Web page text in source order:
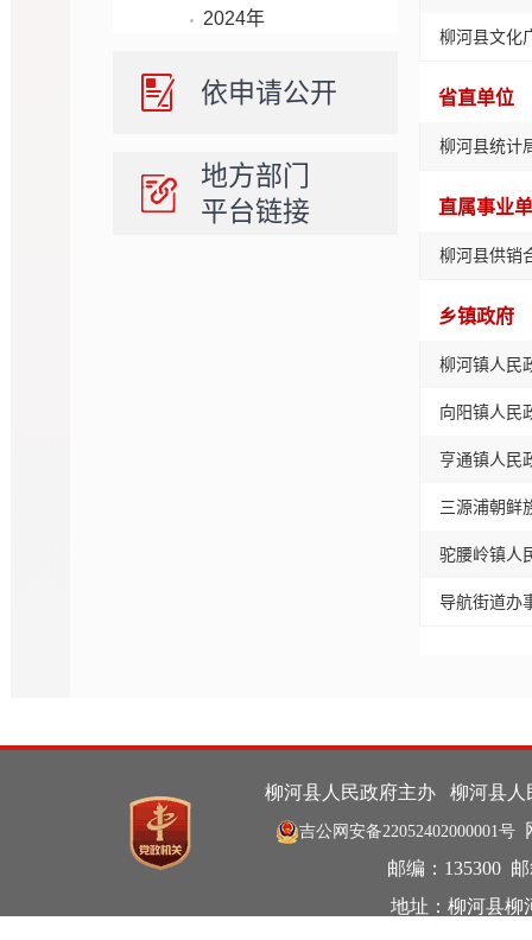
2024年
依申请公开
地方部门
平台链接
柳河县文化
省直单位
柳河县统计
直属事业
柳河县供销
乡镇政府
柳河镇人民
向阳镇人民
亨通镇人民
三源浦朝鲜
驼腰岭镇人
导航街道办